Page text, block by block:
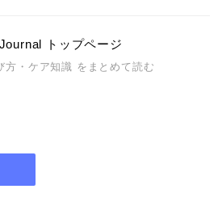
トップページ
方・ケア知識 をまとめて読む